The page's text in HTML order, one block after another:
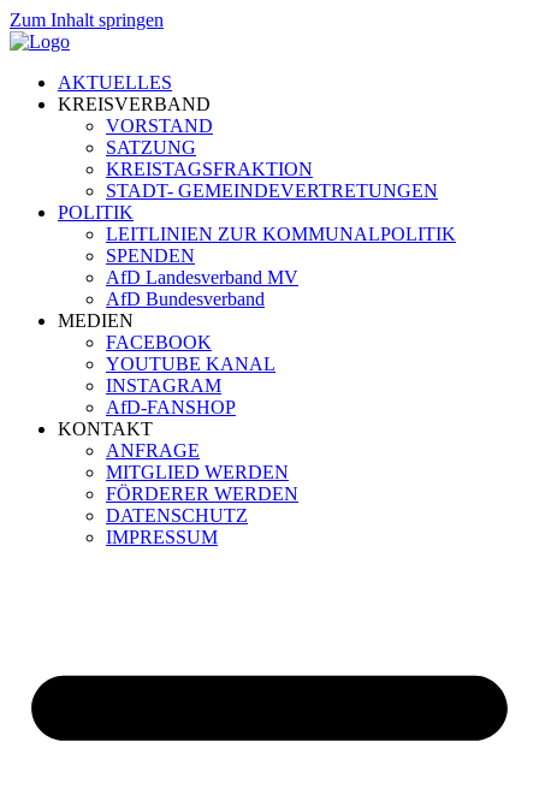
Zum Inhalt springen
AKTUELLES
KREISVERBAND
VORSTAND
SATZUNG
KREISTAGSFRAKTION
STADT- GEMEINDEVERTRETUNGEN
POLITIK
LEITLINIEN ZUR KOMMUNALPOLITIK
SPENDEN
AfD Landesverband MV
AfD Bundesverband
MEDIEN
FACEBOOK
YOUTUBE KANAL
INSTAGRAM
AfD-FANSHOP
KONTAKT
ANFRAGE
MITGLIED WERDEN
FÖRDERER WERDEN
DATENSCHUTZ
IMPRESSUM